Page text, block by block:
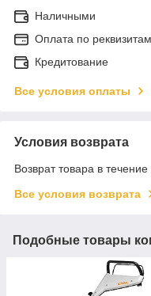
Наличными
Оплата по реквизитам
Кредитование
Все условия оплаты
Условия возврата
Возврат товара в
Все условия возврата
Подобные товары